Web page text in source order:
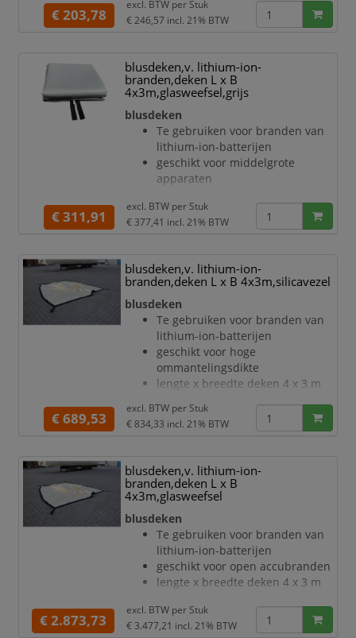
vuil
beste
snijvastheid van 18,45 N
temperatuurbestendigheid:
elektrische weerstand < 1.0 x
10^6 ohm
deken van glasweefsel met
siliconencoating in grijs
materiaal extreem robuust,
uitermate barstbestendig
verbinding met naaigaren
bescherming tegen uitbreiding,
schade, rookontwikkeling, stof en
vuil
be
€ 203,78
excl. BTW per Stuk
€ 246,57 incl. 21% BTW
blusdeken,v. lithium-ion-
branden,deken L x B
4x3m,glasweefsel,grijs
blusdeken
Te gebruiken voor branden van
lithium-ion-batterijen
geschikt voor middelgrote
apparaten
snijvastheid van 18,45 N
temperatuurbestendigheid:
elektrische weerstand < 1.0 x
10^6 ohm
deken van glasweefsel met
siliconencoating in grijs
materiaal extreem robuust,
uitermate barstbestendig
verbinding met naaigaren
bescherming tegen uitbreiding,
schade, rookontwikkeling, stof en
vuil
best
€ 311,91
excl. BTW per Stuk
€ 377,41 incl. 21% BTW
blusdeken,v. lithium-ion-
branden,deken L x B 4x3m,silicavezel
blusdeken
Te gebruiken voor branden van
lithium-ion-batterijen
geschikt voor hoge
ommantelingsdikte
lengte x breedte deken 4 x 3 m
temperatuurbestendigheid:
kortstondig 1800 °C, langdurig
deken van silicavezel met
vermiculite coating
materiaal extreem robuust,
uitermate barstbestendig
verbinding met naaigaren
bescherming tegen uitbreiding,
schade, rookontwikkeling, stof en
vuil
brandgedrag conform DIN EN
13501 door MPA beve
€ 689,53
excl. BTW per Stuk
€ 834,33 incl. 21% BTW
blusdeken,v. lithium-ion-
branden,deken L x B
4x3m,glasweefsel
blusdeken
Te gebruiken voor branden van
lithium-ion-batterijen
geschikt voor open accubranden
lengte x breedte deken 4 x 3 m
temperatuurbestendigheid:
kortstondig 2500 °C, langdurig
€ 2.873,73
excl. BTW per Stuk
€ 3.477,21 incl. 21% BTW